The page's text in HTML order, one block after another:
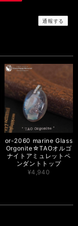
パワフル！周波数ジュ
オルゴナイトも本当に
それでいてしっかり
また箱を開けた時に
で…大好きです＾＾
s-296 魂の輝き888hz☆非加熱ピンクサファイアラウンドブリリアント☆周波数ジュエリー☆K18GPペンダントトップ
ァイアちゃんに会えま
が、この子は凄く惹か
通報する
or-2060 marine Glass
Orgonite☆TAOオルゴ
ナイトアミュレットペ
ンダントトップ
¥4,940